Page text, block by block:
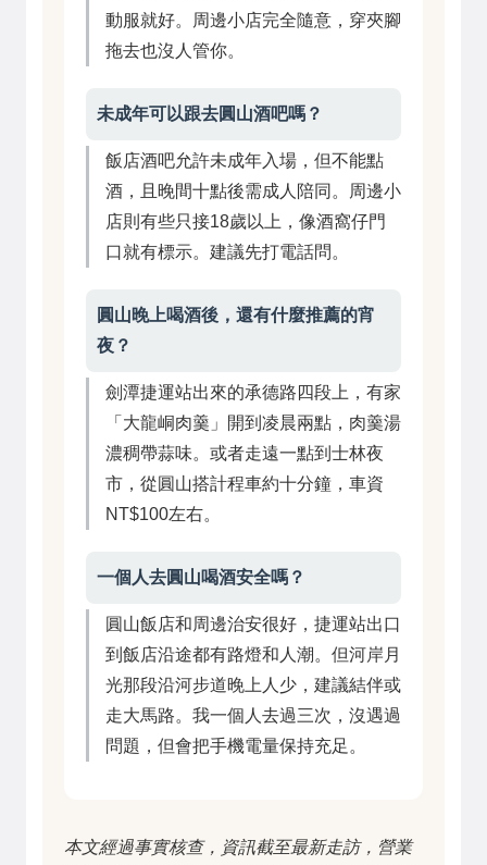
動服就好。周邊小店完全隨意，穿夾腳
拖去也沒人管你。
未成年可以跟去圓山酒吧嗎？
飯店酒吧允許未成年入場，但不能點
酒，且晚間十點後需成人陪同。周邊小
店則有些只接18歲以上，像酒窩仔門
口就有標示。建議先打電話問。
圓山晚上喝酒後，還有什麼推薦的宵
夜？
劍潭捷運站出來的承德路四段上，有家
「大龍峒肉羹」開到凌晨兩點，肉羹湯
濃稠帶蒜味。或者走遠一點到士林夜
市，從圓山搭計程車約十分鐘，車資
NT$100左右。
一個人去圓山喝酒安全嗎？
圓山飯店和周邊治安很好，捷運站出口
到飯店沿途都有路燈和人潮。但河岸月
光那段沿河步道晚上人少，建議結伴或
走大馬路。我一個人去過三次，沒遇過
問題，但會把手機電量保持充足。
本文經過事實核查，資訊截至最新走訪，營業